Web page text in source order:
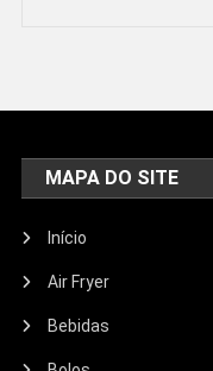
MAPA DO SITE
Início
Air Fryer
Bebidas